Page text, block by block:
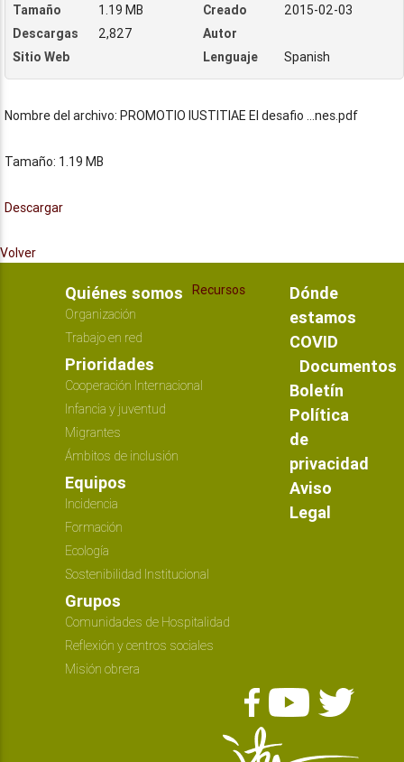
Tamaño 1.19 MB Creado
2015-02-03
Descargas
2,827
Autor
Sitio Web
Lenguaje Spanish
Nombre del archivo: PROMOTIO IUSTITIAE El desafio ...nes.pdf
Tamaño: 1.19 MB
Descargar
Volver
Quiénes somos
Organización
Trabajo en red
Recursos
Prioridades
Cooperación Internacional
Infancia y juventud
Migrantes
Ámbitos de inclusión
Equipos
Incidencia
Formación
Ecología
Sostenibilidad Institucional
Grupos
Comunidades de Hospitalidad
Reflexión y centros sociales
Misión obrera
Dónde
estamos
COVID
Documentos
Boletín
Política
de
privacidad
Aviso
Legal